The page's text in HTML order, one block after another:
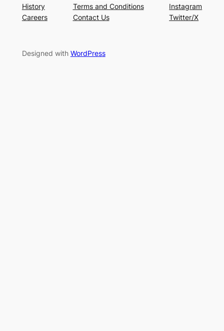
History
Careers
Terms and Conditions
Contact Us
Instagram
Twitter/X
Designed with WordPress